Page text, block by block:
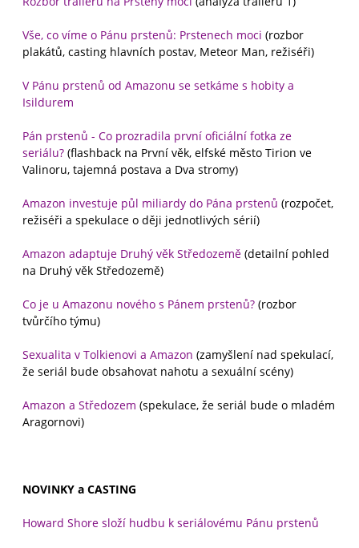
Vše, co víme o Pánu prstenů: Prstenech moci (rozbor
plakátů, casting hlavních postav, Meteor Man, režiséři)
V Pánu prstenů od Amazonu se setkáme s hobity a
Isildurem
Pán prstenů - Co prozradila první oficiální fotka ze
seriálu? (flashback na První věk, elfské město Tirion ve
Valinoru, tajemná postava a Dva stromy)
Amazon investuje půl miliardy do Pána prstenů (rozpočet,
režiséři a spekulace o ději jednotlivých sérií)
Amazon adaptuje Druhý věk Středozemě (detailní pohled
na Druhý věk Středozemě)
Co je u Amazonu nového s Pánem prstenů? (rozbor
tvůrčího týmu)
Sexualita v Tolkienovi a Amazon (zamyšlení nad spekulací,
že seriál bude obsahovat nahotu a sexuální scény)
Amazon a Středozem (spekulace, že seriál bude o mladém
Aragornovi)
NOVINKY a CASTING
Howard Shore složí hudbu k seriálovému Pánu prstenů